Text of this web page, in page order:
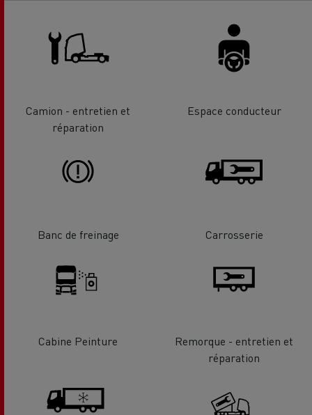
Camion - entretien et
réparation
Espace conducteur
Banc de freinage Carrosserie
Cabine Peinture
Remorque - entretien et
réparation